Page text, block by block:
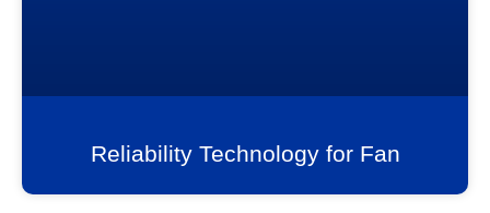
Reliability Technology for Fan